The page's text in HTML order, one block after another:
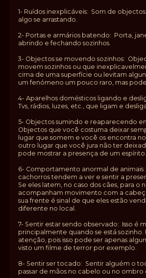
1- Ruídos inexplicáveis: Som de
algo se arrastando.
2- Portas e armários batendo: Porta,
abrindo e fechando sozinhos.
3- Objectos se movendo sozinhos:
movem sozinhos ou que
cima de uma superfície ou levitam
um fenómeno um pouco raro, mas
4- Aparelhos domésticos ligando e
Tvs, rádios, luzes, etc., que ligam e
5- Objectos sumindo e reaparecendo
Objectos que você costuma deixar
lugar que somem e você os encontra
outro lugar que você jura não ter
pode mostrar a presença de um espírito.
6- Comportamento anormal de
cachorros tendem a ver e sentir a
Se eles latem, no caso dos cães, para o
acompanham movimento com a
sua frente é sinal de que eles estão
diferente no local.
7- Sentir estar sendo observado: Isso é
principalmente quando se está sozinho.
atenção, pois isso pode ser apenas
visto um filme de terror por exemplo.
8- Sentir ser tocado: Sentir alguém o
passar de mãos no cabelo ou no ombro